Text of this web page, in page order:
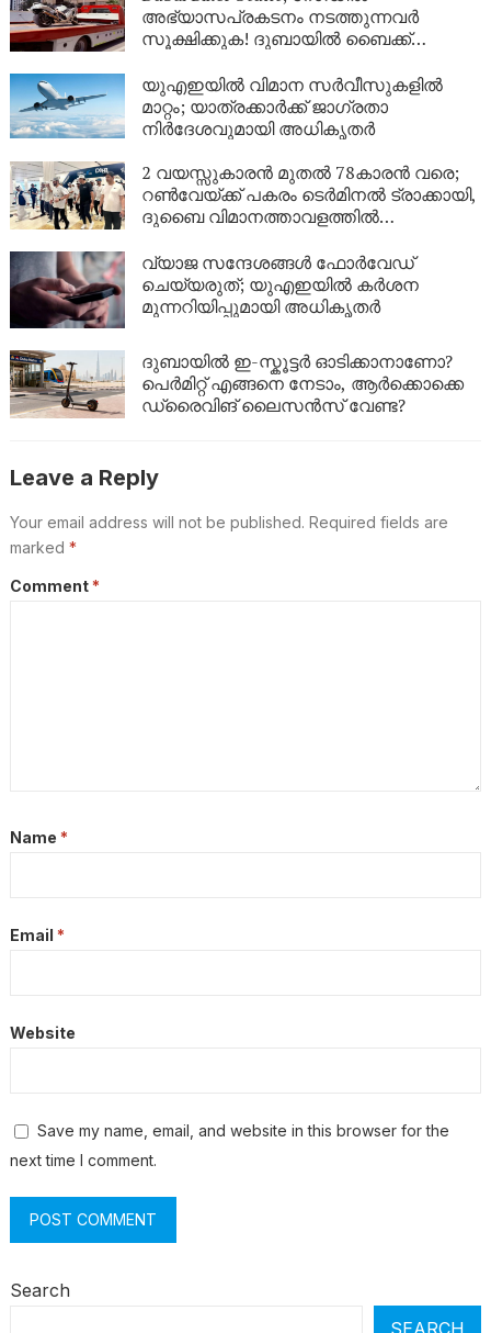
അഭ്യാസപ്രകടനം നടത്തുന്നവർ
സൂക്ഷിക്കുക! ദുബായിൽ ബൈക്ക്
പോലീസ്
യുഎഇയിൽ വിമാന സർവീസുകളിൽ
മാറ്റം; യാത്രക്കാർക്ക് ജാഗ്രതാ
നിർദേശവുമായി അധികൃതർ
2 വയസ്സുകാരൻ മുതൽ 78കാരൻ വരെ;
റൺവേയ്ക്ക് പകരം ടെർമിനൽ ട്രാക്കായി,
ദുബൈ വിമാനത്താവളത്തിൽ
വ്യാജ സന്ദേശങ്ങൾ ഫോർവേഡ്
ചെയ്യരുത്; യുഎഇയിൽ കർശന
മുന്നറിയിപ്പുമായി അധികൃതർ
ദുബായിൽ ഇ-സ്കൂട്ടർ ഓടിക്കാനാണോ?
പെർമിറ്റ് എങ്ങനെ നേടാം, ആർക്കൊക്കെ
ഡ്രൈവിങ് ലൈസൻസ് വേണ്ട?
Leave a Reply
Your email address will not be published. Required fields are
marked *
Comment *
Name *
Email *
Website
Save my name, email, and website in this browser for the
next time I comment.
Search
SEARCH